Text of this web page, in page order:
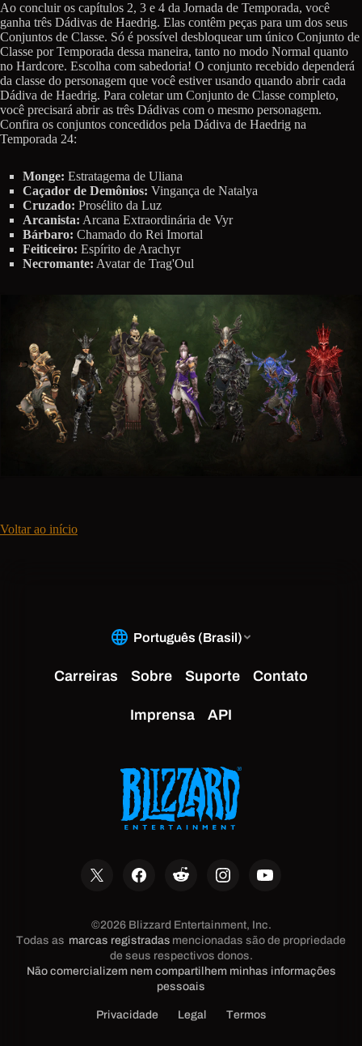
Ao concluir os capítulos 2, 3 e 4 da Jornada de Temporada, você
ganha três Dádivas de Haedrig. Elas contêm peças para um dos seus
Conjuntos de Classe. Só é possível desbloquear um único Conjunto de
Classe por Temporada dessa maneira, tanto no modo Normal quanto
no Hardcore. Escolha com sabedoria! O conjunto recebido dependerá
da classe do personagem que você estiver usando quando abrir cada
Dádiva de Haedrig. Para coletar um Conjunto de Classe completo,
você precisará abrir as três Dádivas com o mesmo personagem.
Confira os conjuntos concedidos pela Dádiva de Haedrig na
Temporada 24:
Monge: Estratagema de Uliana
Caçador de Demônios: Vingança de Natalya
Cruzado: Prosélito da Luz
Arcanista: Arcana Extraordinária de Vyr
Bárbaro: Chamado do Rei Imortal
Feiticeiro: Espírito de Arachyr
Necromante: Avatar de Trag'Oul
Voltar ao início